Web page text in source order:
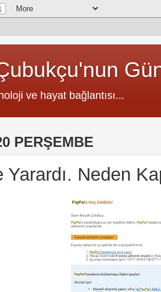
ve hayat bağlantısı...
PERŞEMBE
Neden